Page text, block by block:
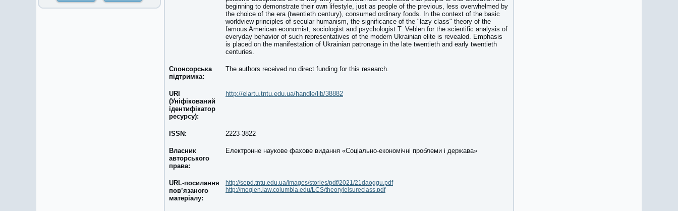
beginning to demonstrate their own lifestyle, just as people of the previous, less overwhelmed by
the choice of the era (twentieth century), consumed ordinary foods. In the context of the basic
worldview principles of secular humanism, the significance of the "lazy class" theory of the
famous American economist, sociologist and psychologist T. Veblen for the scientific analysis of
everyday behavior of such representatives of the modern Ukrainian elite is revealed. Emphasis
is placed on the manifestation of Ukrainian patronage in the late twentieth and early twentieth
centuries.
Спонсорська
підтримка:
The authors received no direct funding for this research.
URI
(Уніфікований
ідентифікатор
ресурсу):
http://elartu.tntu.edu.ua/handle/lib/38882
ISSN: 2223-3822
Власник
авторського
права:
Електронне наукове фахове видання «Соціально-економічні проблеми і держава»
URL-посилання
пов’язаного
матеріалу:
http://sepd.tntu.edu.ua/images/stories/pdf/2021/21daoggu.pdf
http://moglen.law.columbia.edu/LCS/theoryleisureclass.pdf